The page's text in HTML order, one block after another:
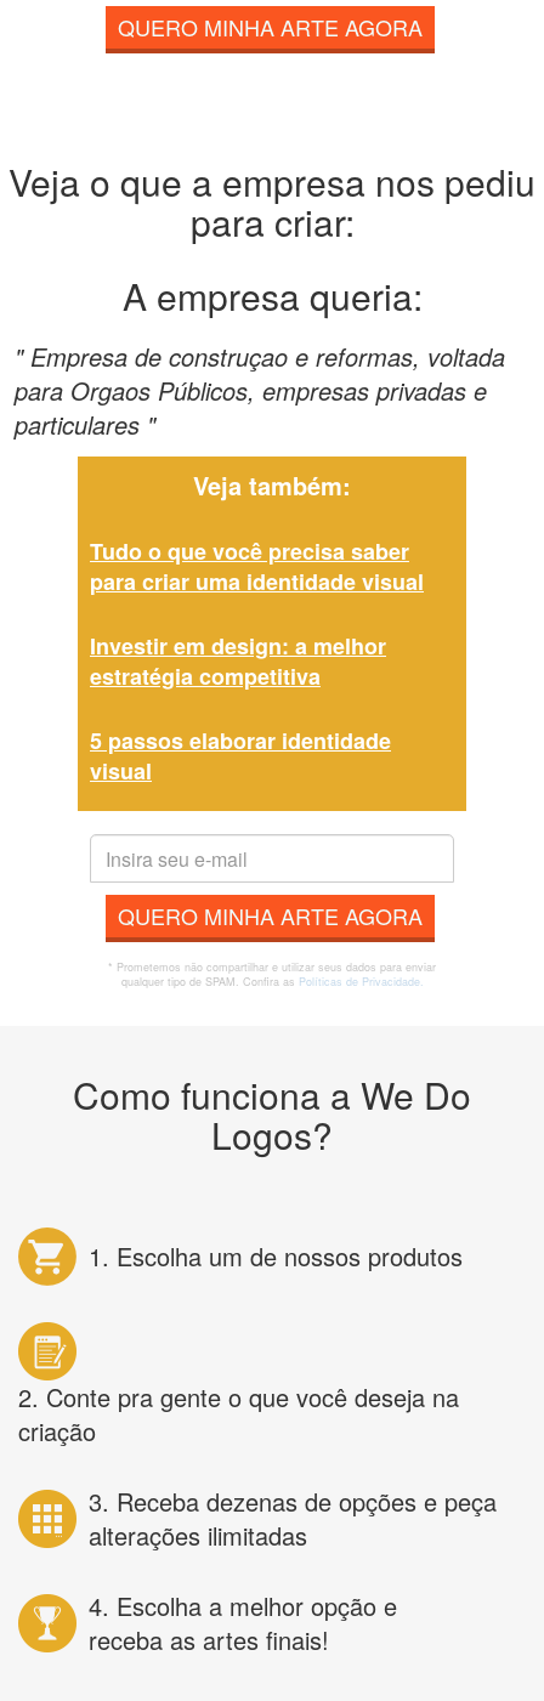
QUERO MINHA ARTE AGORA
Veja o que a empresa nos pediu
para criar:
A empresa queria:
" Empresa de construçao e reformas, voltada
para Orgaos Públicos, empresas privadas e
particulares "
Veja também:
Tudo o que você precisa saber
para criar uma identidade visual
Investir em design: a melhor
estratégia competitiva
5 passos elaborar identidade
visual
QUERO MINHA ARTE AGORA
* Prometemos não compartilhar e utilizar seus dados para enviar
qualquer tipo de SPAM. Confira as Políticas de Privacidade.
Como funciona a We Do
Logos?
1. Escolha um de nossos produtos
2. Conte pra gente o que você deseja na
criação
3. Receba dezenas de opções e peça
alterações ilimitadas
4. Escolha a melhor opção e
receba as artes finais!